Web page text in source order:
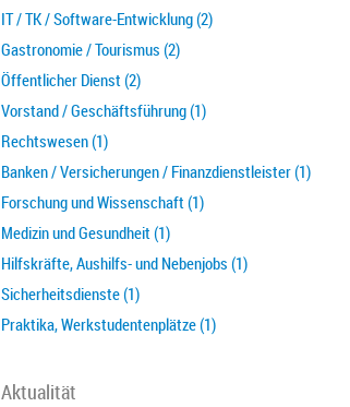
IT / TK / Software-Entwicklung (2)
Gastronomie / Tourismus (2)
Öffentlicher Dienst (2)
Vorstand / Geschäftsführung (1)
Rechtswesen (1)
Banken / Versicherungen / Finanzdienstleister (1)
Forschung und Wissenschaft (1)
Medizin und Gesundheit (1)
Hilfskräfte, Aushilfs- und Nebenjobs (1)
Sicherheitsdienste (1)
Praktika, Werkstudentenplätze (1)
Aktualität